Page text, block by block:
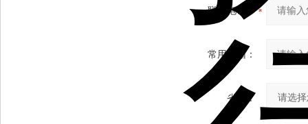
联系电话：
常用邮箱：
省份：